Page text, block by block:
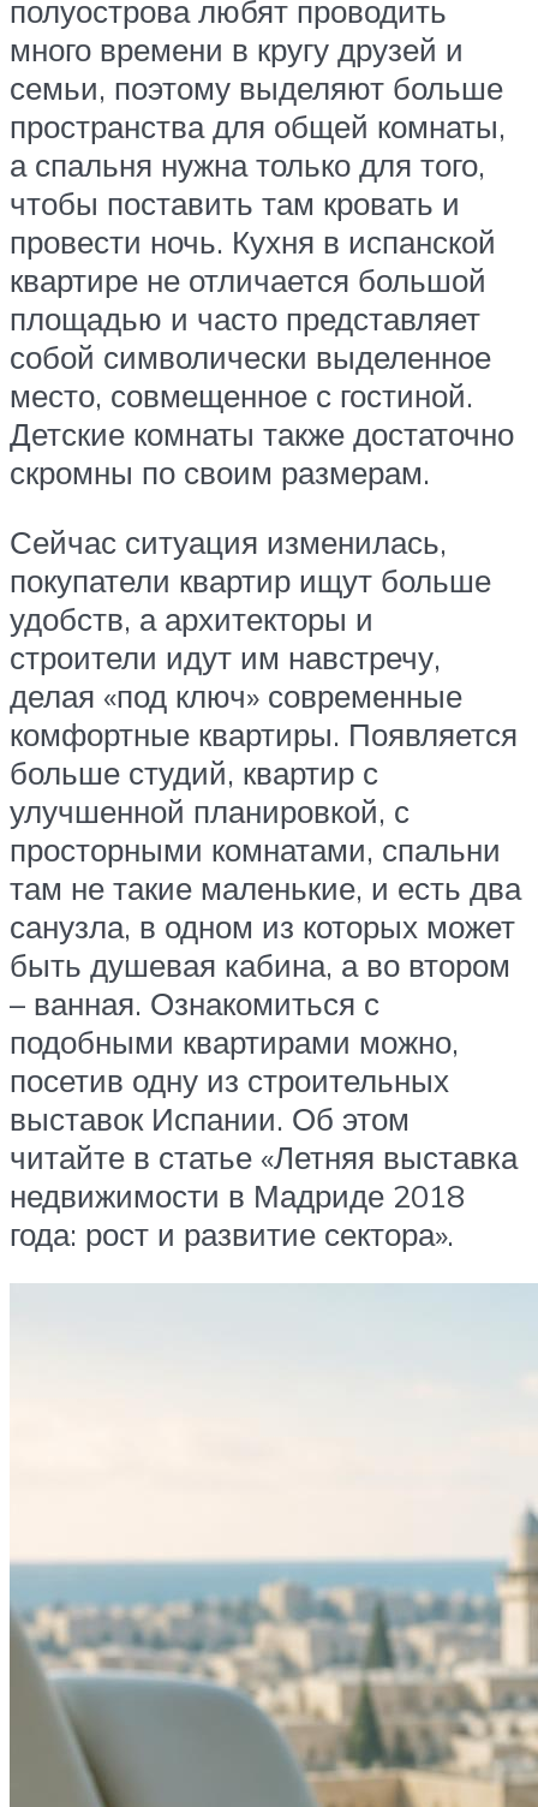
полуострова любят проводить
много времени в кругу друзей и
семьи, поэтому выделяют больше
пространства для общей комнаты,
а спальня нужна только для того,
чтобы поставить там кровать и
провести ночь. Кухня в испанской
квартире не отличается большой
площадью и часто представляет
собой символически выделенное
место, совмещенное с гостиной.
Детские комнаты также достаточно
скромны по своим размерам.
Сейчас ситуация изменилась,
покупатели квартир ищут больше
удобств, а архитекторы и
строители идут им навстречу,
делая «под ключ» современные
комфортные квартиры. Появляется
больше студий, квартир с
улучшенной планировкой, с
просторными комнатами, спальни
там не такие маленькие, и есть два
санузла, в одном из которых может
быть душевая кабина, а во втором
– ванная. Ознакомиться с
подобными квартирами можно,
посетив одну из строительных
выставок Испании. Об этом
читайте в статье «Летняя выставка
недвижимости в Мадриде 2018
года: рост и развитие сектора».